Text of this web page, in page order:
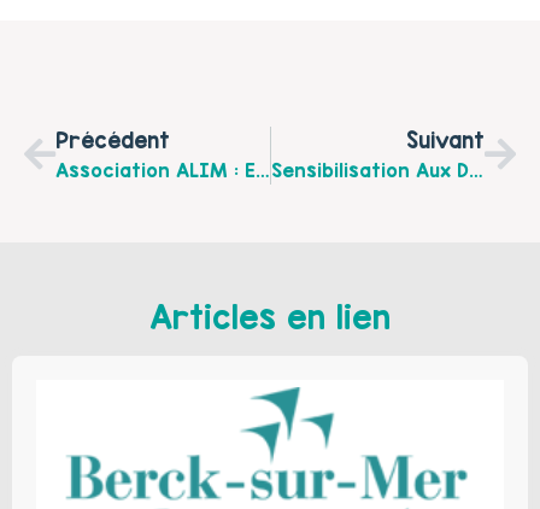
Précédent
Association ALIM : Exposition 1,2,3…5 Sens À Béthune !
Suivant
Sensibilisation Aux Différences Le Mardi 25 Octobre À Lillers
Articles en lien